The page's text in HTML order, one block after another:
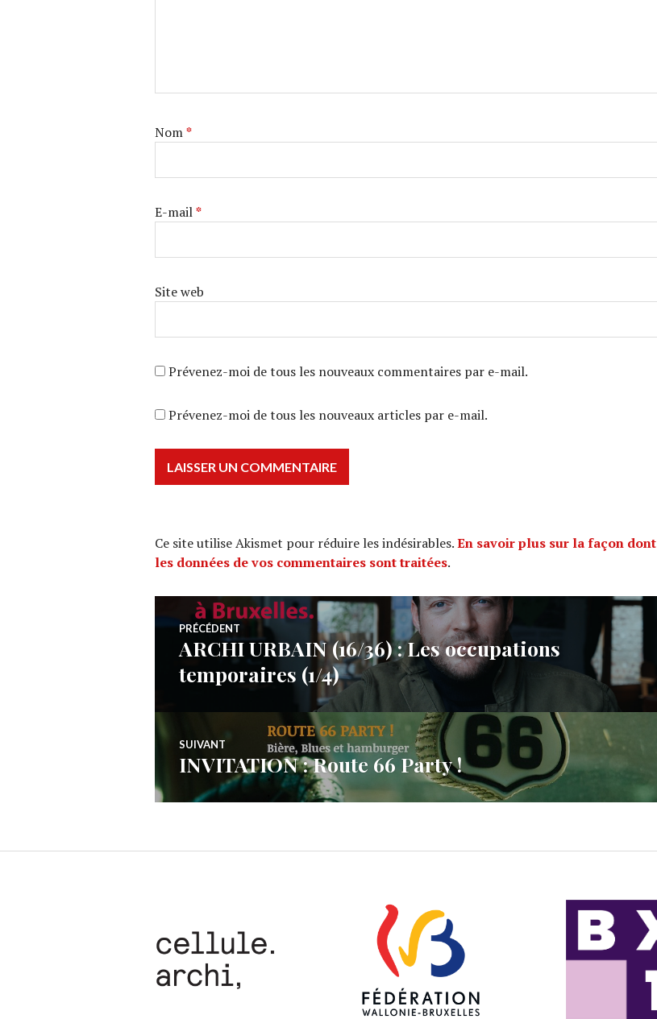
Nom*
E-mail*
Site web
Prévenez-moi de tous les nouveaux commentaires par e-mail.
Prévenez-moi de tous les nouveaux articles par e-mail.
Ce site utilise Akismet pour réduire les indésirables.En savoir plus sur la façon dont
les données de vos commentaires sont traitées.
Navigation
de
l’article
PRÉCÉDENT
Article
précédent :
ARCHI URBAIN (16/36) : Les occupations
temporaires (1/4)
SUIVANT
Article
Suivant:
INVITATION : Route 66 Party !